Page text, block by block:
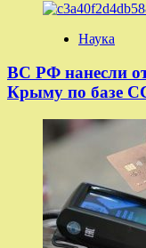
Наука
ВС РФ нанесли
Крыму по базе